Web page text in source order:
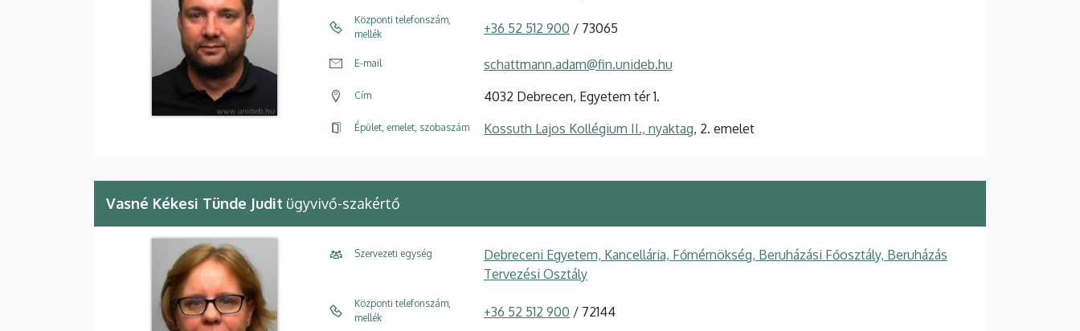
Központi telefonszám,
mellék
+36 52 512 900 / 73065
E-mail schattmann.adam@fin.unideb.hu
Cím 4032 Debrecen, Egyetem tér 1.
Épület, emelet, szobaszám Kossuth Lajos Kollégium II., nyaktag, 2. emelet
Vasné Kékesi Tünde Judit ügyvivő-szakértő
Szervezeti egység
Debreceni Egyetem, Kancellária, Főmérnökség, Beruházási Főosztály, Beruházás
Tervezési Osztály
Központi telefonszám,
mellék
+36 52 512 900 / 72144